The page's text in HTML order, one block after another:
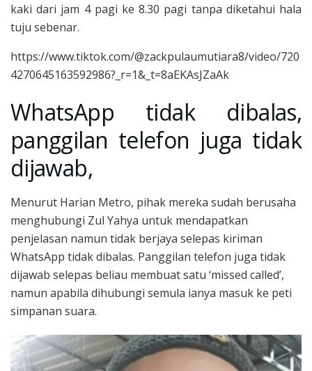
kaki dari jam 4 pagi ke 8.30 pagi tanpa diketahui hala
tuju sebenar.
https://www.tiktok.com/@zackpulaumutiara8/video/720
4270645163592986?_r=1&_t=8aEKAsJZaAk
WhatsApp tidak dibalas,
panggilan telefon juga tidak
dijawab,
Menurut Harian Metro, pihak mereka sudah berusaha
menghubungi Zul Yahya untuk mendapatkan
penjelasan namun tidak berjaya selepas kiriman
WhatsApp tidak dibalas. Panggilan telefon juga tidak
dijawab selepas beliau membuat satu ‘missed called’,
namun apabila dihubungi semula ianya masuk ke peti
simpanan suara.